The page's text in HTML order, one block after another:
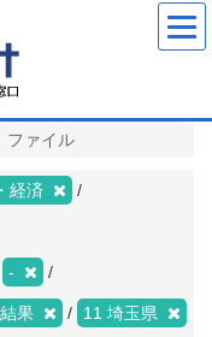
ファイル
経済
-
果 11 埼玉県